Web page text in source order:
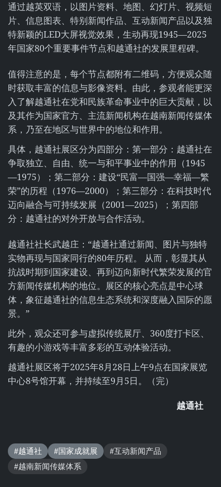
通过越英双语，以图片资料、地图、幻灯片、视频短
片、信息图表、特别新闻作品、互动新闻产品以及独
特新颖的LED大屏视觉效果，生动再现1945—2025
年国家80个重要事件节点和越通社的发展里程碑。
值得注意的是，每个节点都附有二维码，方便观众随
时获取丰富的信息与影像资料。由此，参观者能更深
入了解越通社在党和民族革命事业中的巨大贡献，以
及其作为国家官方、主流新闻机构在越南新闻传媒体
系，乃至在地区与世界中的地位和作用。
具体，越通社展区分为四部分：第一部分：越通社在
争取独立、自由、统一与和平事业中的作用（1945
—1975）；第二部分：建设“民富—国强—幸福—繁
荣”的历程（1976—2000）；第三部分：在科技时代
迈向融合与可持续发展（2001—2025）；第四部
分：越通社的对外开放与合作活动。
越通社社长武越庄：“越通社通过新闻、图片与独特
实物再现与国家同行的80年历程。 从而，彰显其从
抗战时期到国家建设、再到迈向新时代繁荣发展的官
方新闻传媒机构的地位。展区的核心亮点是中心球
体，象征越通社的信息生态系统和深度融入国际的愿
景。”
此外，观众还可参与虚拟传统展厅、360度打卡区、
有趣的小游戏等丰富多彩的互动体验活动。
越通社展区将于2025年8月28日上午9点在国家展览
中心8号馆开幕，并持续至9月5日。（完）
越通社
#越通社 #国家成就展
#互动新闻产品
#越南新闻传媒体系